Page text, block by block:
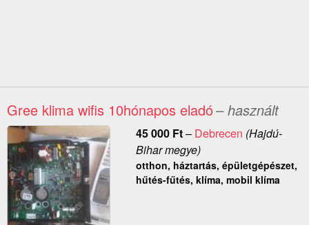
Gree klima wifis 10hónapos eladó– használt
45 000 Ft– Debrecen (Hajdú-
Bihar megye)
otthon, háztartás, épületgépészet,
hűtés-fűtés, klíma, mobil klíma